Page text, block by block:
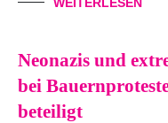
Neonazis und
bei
beteiligt